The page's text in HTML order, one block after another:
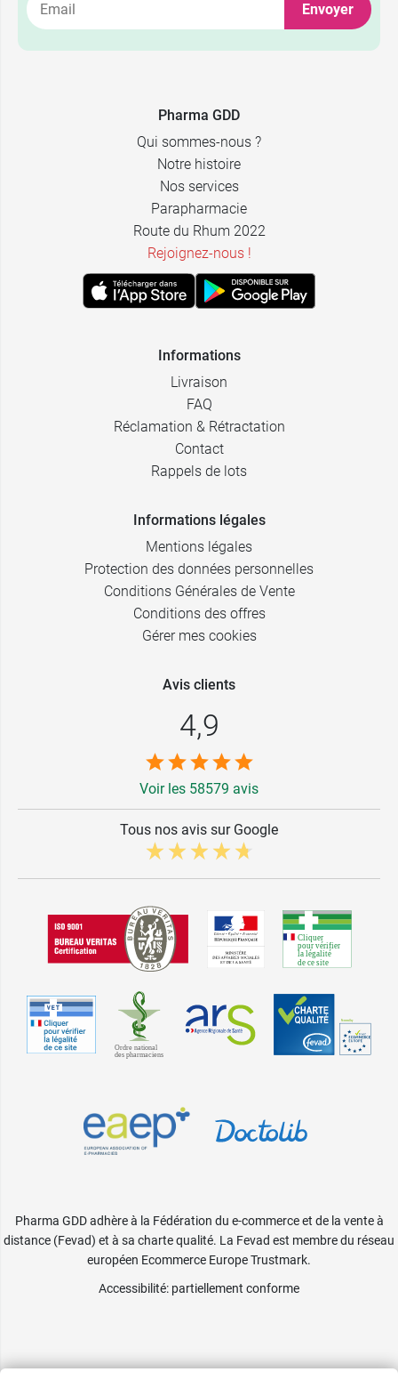
473 ml 12,99 €
Envoyer
Pharma GDD
Qui sommes-nous ?
Notre histoire
Nos services
Parapharmacie
Route du Rhum 2022
Rejoignez-nous !
Informations
Livraison
FAQ
Réclamation & Rétractation
Contact
Rappels de lots
Informations légales
Mentions légales
Protection des données personnelles
Conditions Générales de Vente
Conditions des offres
Gérer mes cookies
Avis clients
4,9
Voir les 58579 avis
Tous nos avis sur Google
Pharma GDD adhère à la Fédération du e-commerce et de la vente à
distance (Fevad) et à sa charte qualité. La Fevad est membre du réseau
européen Ecommerce Europe Trustmark.
Accessibilité: partiellement conforme